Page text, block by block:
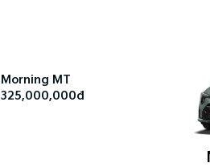
Morning MT
325,000,000đ